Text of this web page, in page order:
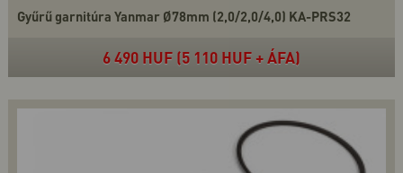
Gyűrű garnitúra Yanmar Ø78mm (2,0/2,0/4,0) KA-PRS32
6 490 HUF (5 110 HUF + ÁFA)